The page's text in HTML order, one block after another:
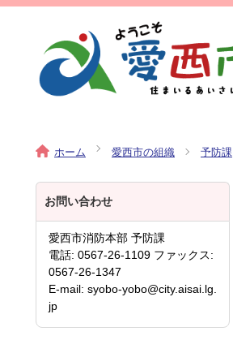
ホーム 愛西市の組織 予防課
お問い合わせ
愛西市消防本部 予防課
電話: 0567-26-1109 ファックス:
0567-26-1347
E-mail: syobo-yobo@city.aisai.lg.
jp